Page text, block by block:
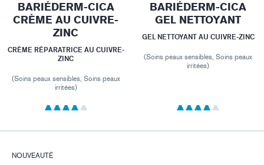
BARIÉDERM-CICA
CRÈME AU CUIVRE-
ZINC
CRÈME RÉPARATRICE AU CUIVRE-
ZINC
(Soins peaux sensibles, Soins peaux
irritées)
BARIÉDERM-CICA
GEL NETTOYANT
GEL NETTOYANT AU CUIVRE-ZINC
(Soins peaux sensibles, Soins peaux
irritées)
NOUVEAUTÉ